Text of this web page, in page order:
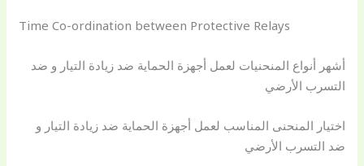
Time Co-ordination between Protective Relays
أشهر أنواع المنحنيات لعمل أجهزة الحماية ضد زيادة التيار و ضد
التسرب الأرضي
اختيار المنحنى المناسب لعمل أجهزة الحماية ضد زيادة التيار و
ضد التسرب الأرضي